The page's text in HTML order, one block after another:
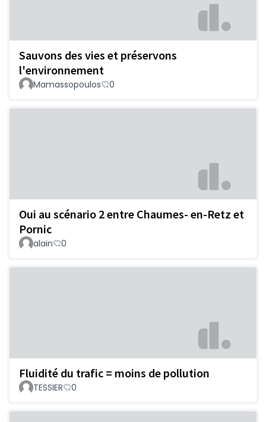
Sauvons des vies et préservons
l'environnement
Mamassopoulos 0
Oui au scénario 2 entre Chaumes- en-Retz et
Pornic
alain 0
Fluidité du trafic = moins de pollution
TESSIER 0